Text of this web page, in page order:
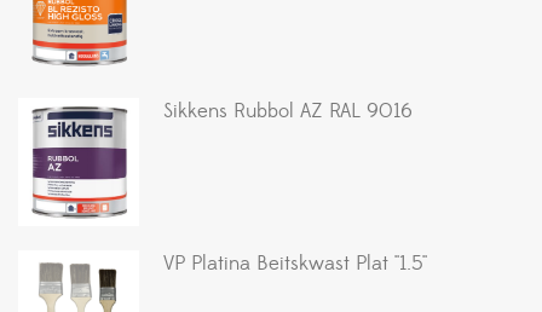
Sikkens Rubbol AZ RAL 9016
VP Platina Beitskwast Plat ''1.5''